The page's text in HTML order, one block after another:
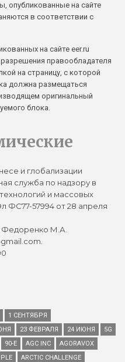
опубликованные на сайте
в соответствии с
на сайте eer.ru
правообладателя
на страницу, с которой
должна размещаться
оригинальный
блока.
и глобализации
служба по надзору в
и массовых
ФС77-57994 от 28 апреля
Федоренко М.А.
1 СЕНТЯБРЯ
23 ФЕВРАЛЯ 24 ИЮНЯ
5G
90-Е AGC INC
AGORAVOX
ARCTIC CHALLENGE